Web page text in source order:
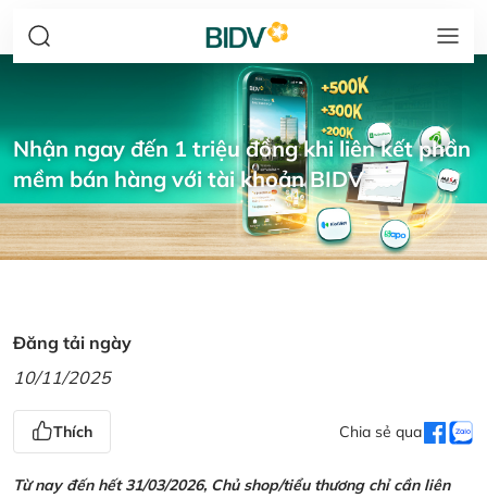
Nhận ngay đến 1 triệu đồng khi liên kết phần
mềm bán hàng với tài khoản BIDV
Đăng tải ngày
10/11/2025
Thích Chia sẻ qua
Từ nay đến hết 31/03/2026, Chủ shop/tiểu thương chỉ cần liên